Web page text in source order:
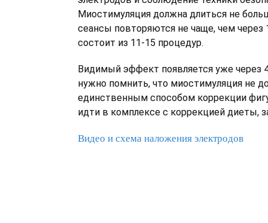
Миостимуляция должна длиться не
сеансы повторяются не чаще, чем через
состоит из 11-15 процедур.
Видимый эффект появляется уже через
нужно помнить, что миостимуляция не
единственным способом коррекции
идти в комплексе с коррекцией диеты,
Видео и схема наложения электродов